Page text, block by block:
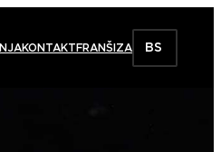
KONTAKTFRANŠIZA BS